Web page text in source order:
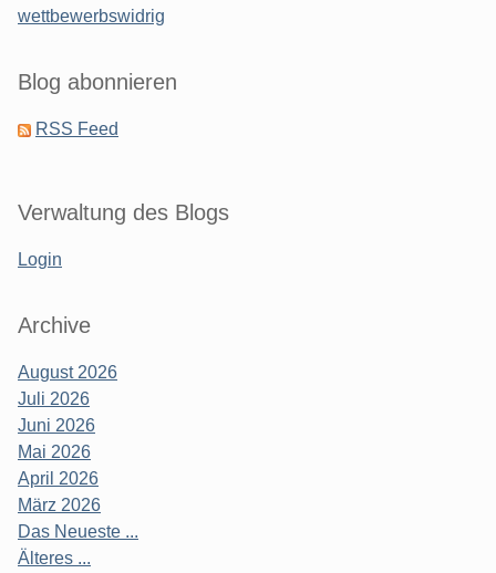
wettbewerbswidrig
Blog abonnieren
RSS Feed
Verwaltung des Blogs
Login
Archive
August 2026
Juli 2026
Juni 2026
Mai 2026
April 2026
März 2026
Das Neueste ...
Älteres ...